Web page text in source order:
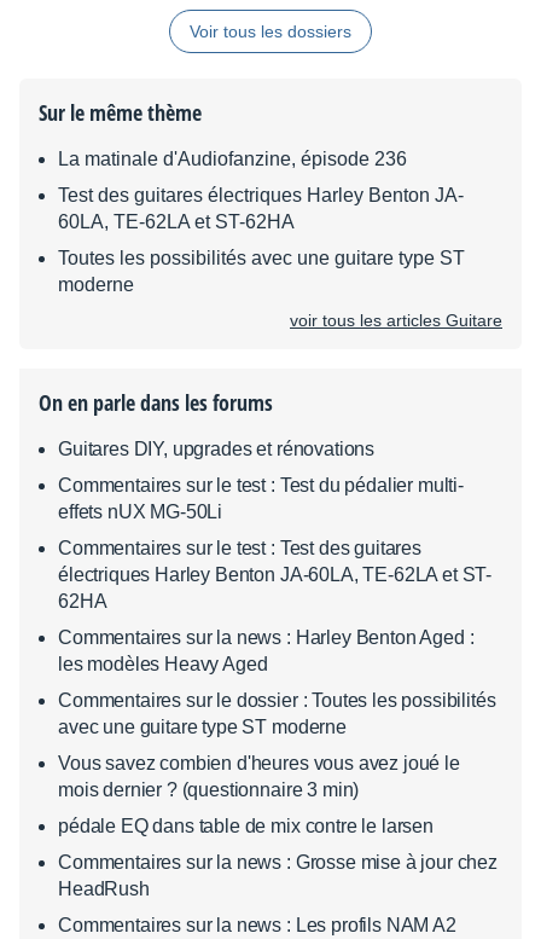
Voir tous les dossiers
Sur le même thème
La matinale d'Audiofanzine, épisode 236
Test des guitares électriques Harley Benton JA-
60LA, TE-62LA et ST-62HA
Toutes les possibilités avec une guitare type ST
moderne
voir tous les articles Guitare
On en parle dans les forums
Guitares DIY, upgrades et rénovations
Commentaires sur le test : Test du pédalier multi-
effets nUX MG-50Li
Commentaires sur le test : Test des guitares
électriques Harley Benton JA-60LA, TE-62LA et ST-
62HA
Commentaires sur la news : Harley Benton Aged :
les modèles Heavy Aged
Commentaires sur le dossier : Toutes les possibilités
avec une guitare type ST moderne
Vous savez combien d'heures vous avez joué le
mois dernier ? (questionnaire 3 min)
pédale EQ dans table de mix contre le larsen
Commentaires sur la news : Grosse mise à jour chez
HeadRush
Commentaires sur la news : Les profils NAM A2